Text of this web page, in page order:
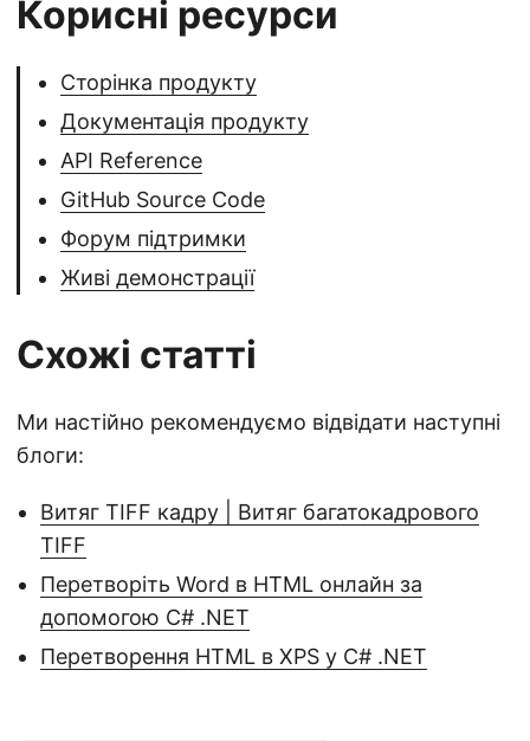
Корисні ресурси
Сторінка продукту
Документація продукту
API Reference
GitHub Source Code
Форум підтримки
Живі демонстрації
Схожі статті
Ми настійно рекомендуємо відвідати наступні
блоги:
Витяг TIFF кадру | Витяг багатокадрового
TIFF
Перетворіть Word в HTML онлайн за
допомогою C# .NET
Перетворення HTML в XPS у C# .NET